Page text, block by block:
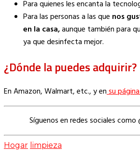
Para quienes les encanta la
Para las personas a las que nos
en la casa,aunque también para
ya que desinfecta mejor.
¿Dónde la puedes adquirir?
En Amazon, Walmart, etc., y ensu
Síguenos en redes sociales como
Hogar limpieza